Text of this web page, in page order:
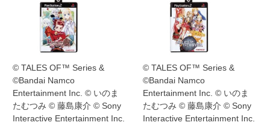
© TALES OF™ Series &
©Bandai Namco
Entertainment Inc. © いのま
たむつみ © 藤島康介 © Sony
Interactive Entertainment Inc.
© TALES OF™ Series &
©Bandai Namco
Entertainment Inc. © いのま
たむつみ © 藤島康介 © Sony
Interactive Entertainment Inc.